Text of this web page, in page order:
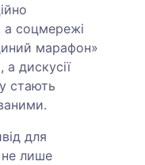
а соцмережі
марафон»
дискусії
стають
для
не лише